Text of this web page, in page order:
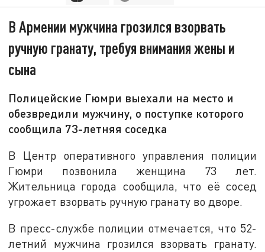
В Армении мужчина грозился взорвать
ручную гранату, требуя внимания жены и
сына
Полицейские Гюмри выехали на место и
обезвредили мужчину, о поступке которого
сообщила 73-летняя соседка
В Центр оперативного управления полиции
Гюмри позвонила женщина 73 лет.
Жительница города сообщила, что её сосед
угрожает взорвать ручную гранату во дворе.
В пресс-службе полиции отмечается, что 52-
летний мужчина грозился взорвать гранату.